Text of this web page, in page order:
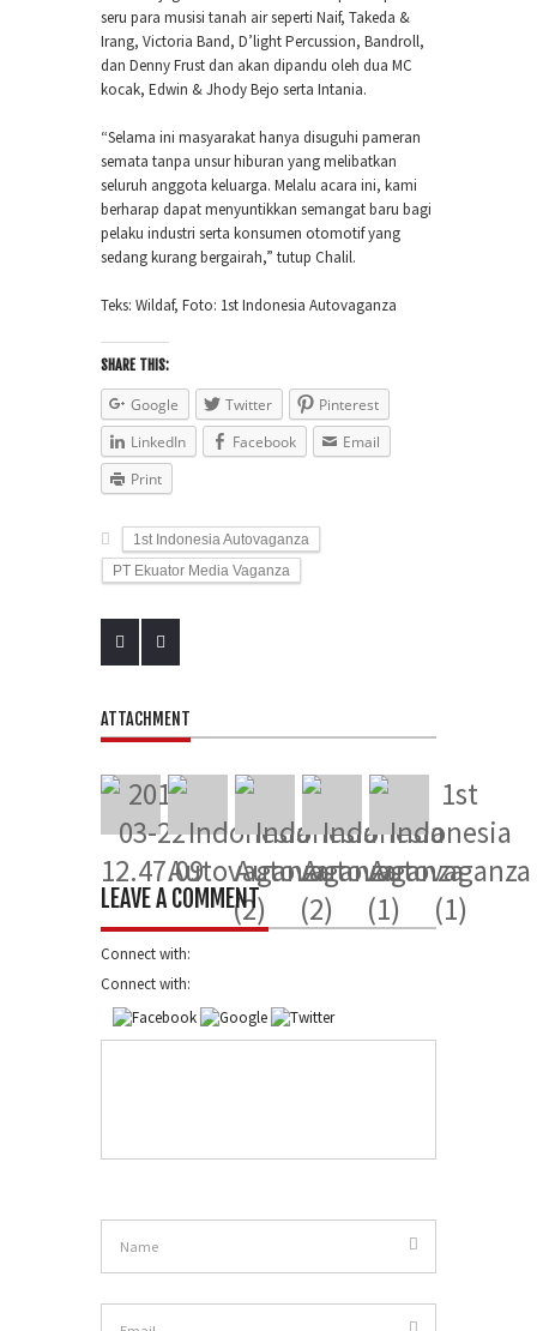
seru para musisi tanah air seperti Naif, Takeda &
Irang, Victoria Band, D’light Percussion, Bandroll,
dan Denny Frust dan akan dipandu oleh dua MC
kocak, Edwin & Jhody Bejo serta Intania.
“Selama ini masyarakat hanya disuguhi pameran
semata tanpa unsur hiburan yang melibatkan
seluruh anggota keluarga. Melalu acara ini, kami
berharap dapat menyuntikkan semangat baru bagi
pelaku industri serta konsumen otomotif yang
sedang kurang bergairah,” tutup Chalil.
Teks: Wildaf, Foto: 1st Indonesia Autovaganza
SHARE THIS:
Google Twitter
Pinterest
LinkedIn
Facebook
Email
Print
1st Indonesia Autovaganza
PT Ekuator Media Vaganza
ATTACHMENT
LEAVE A COMMENT
Connect with:
Connect with: